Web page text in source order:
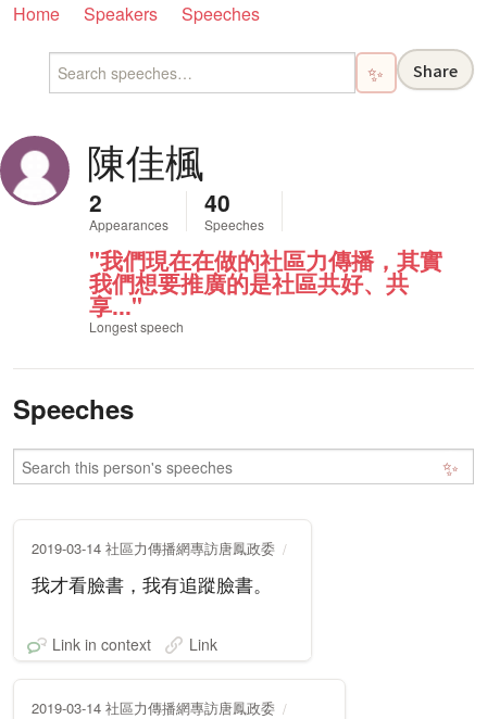
Home Speakers Speeches
✨ Share
陳佳楓
2
Appearances
40
Speeches
"我們現在在做的社區力傳播，其實
我們想要推廣的是社區共好、共
享..."
Longest speech
Speeches
✨
2019-03-14 社區力傳播網專訪唐鳳政委
我才看臉書，我有追蹤臉書。
Link in context Link
2019-03-14 社區力傳播網專訪唐鳳政委